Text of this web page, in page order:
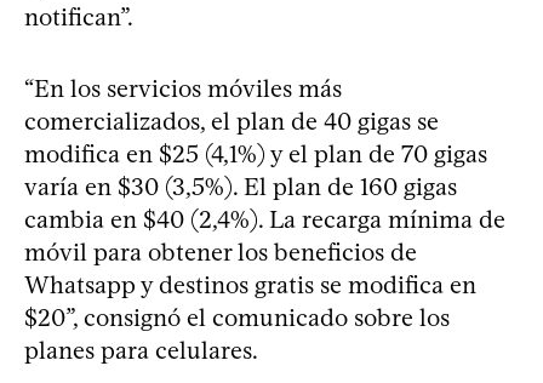
notifican”.
“En los servicios móviles más
comercializados, el plan de 40 gigas se
modifica en $25 (4,1%) y el plan de 70 gigas
varía en $30 (3,5%). El plan de 160 gigas
cambia en $40 (2,4%). La recarga mínima de
móvil para obtener los beneficios de
Whatsapp y destinos gratis se modifica en
$20”, consignó el comunicado sobre los
planes para celulares.